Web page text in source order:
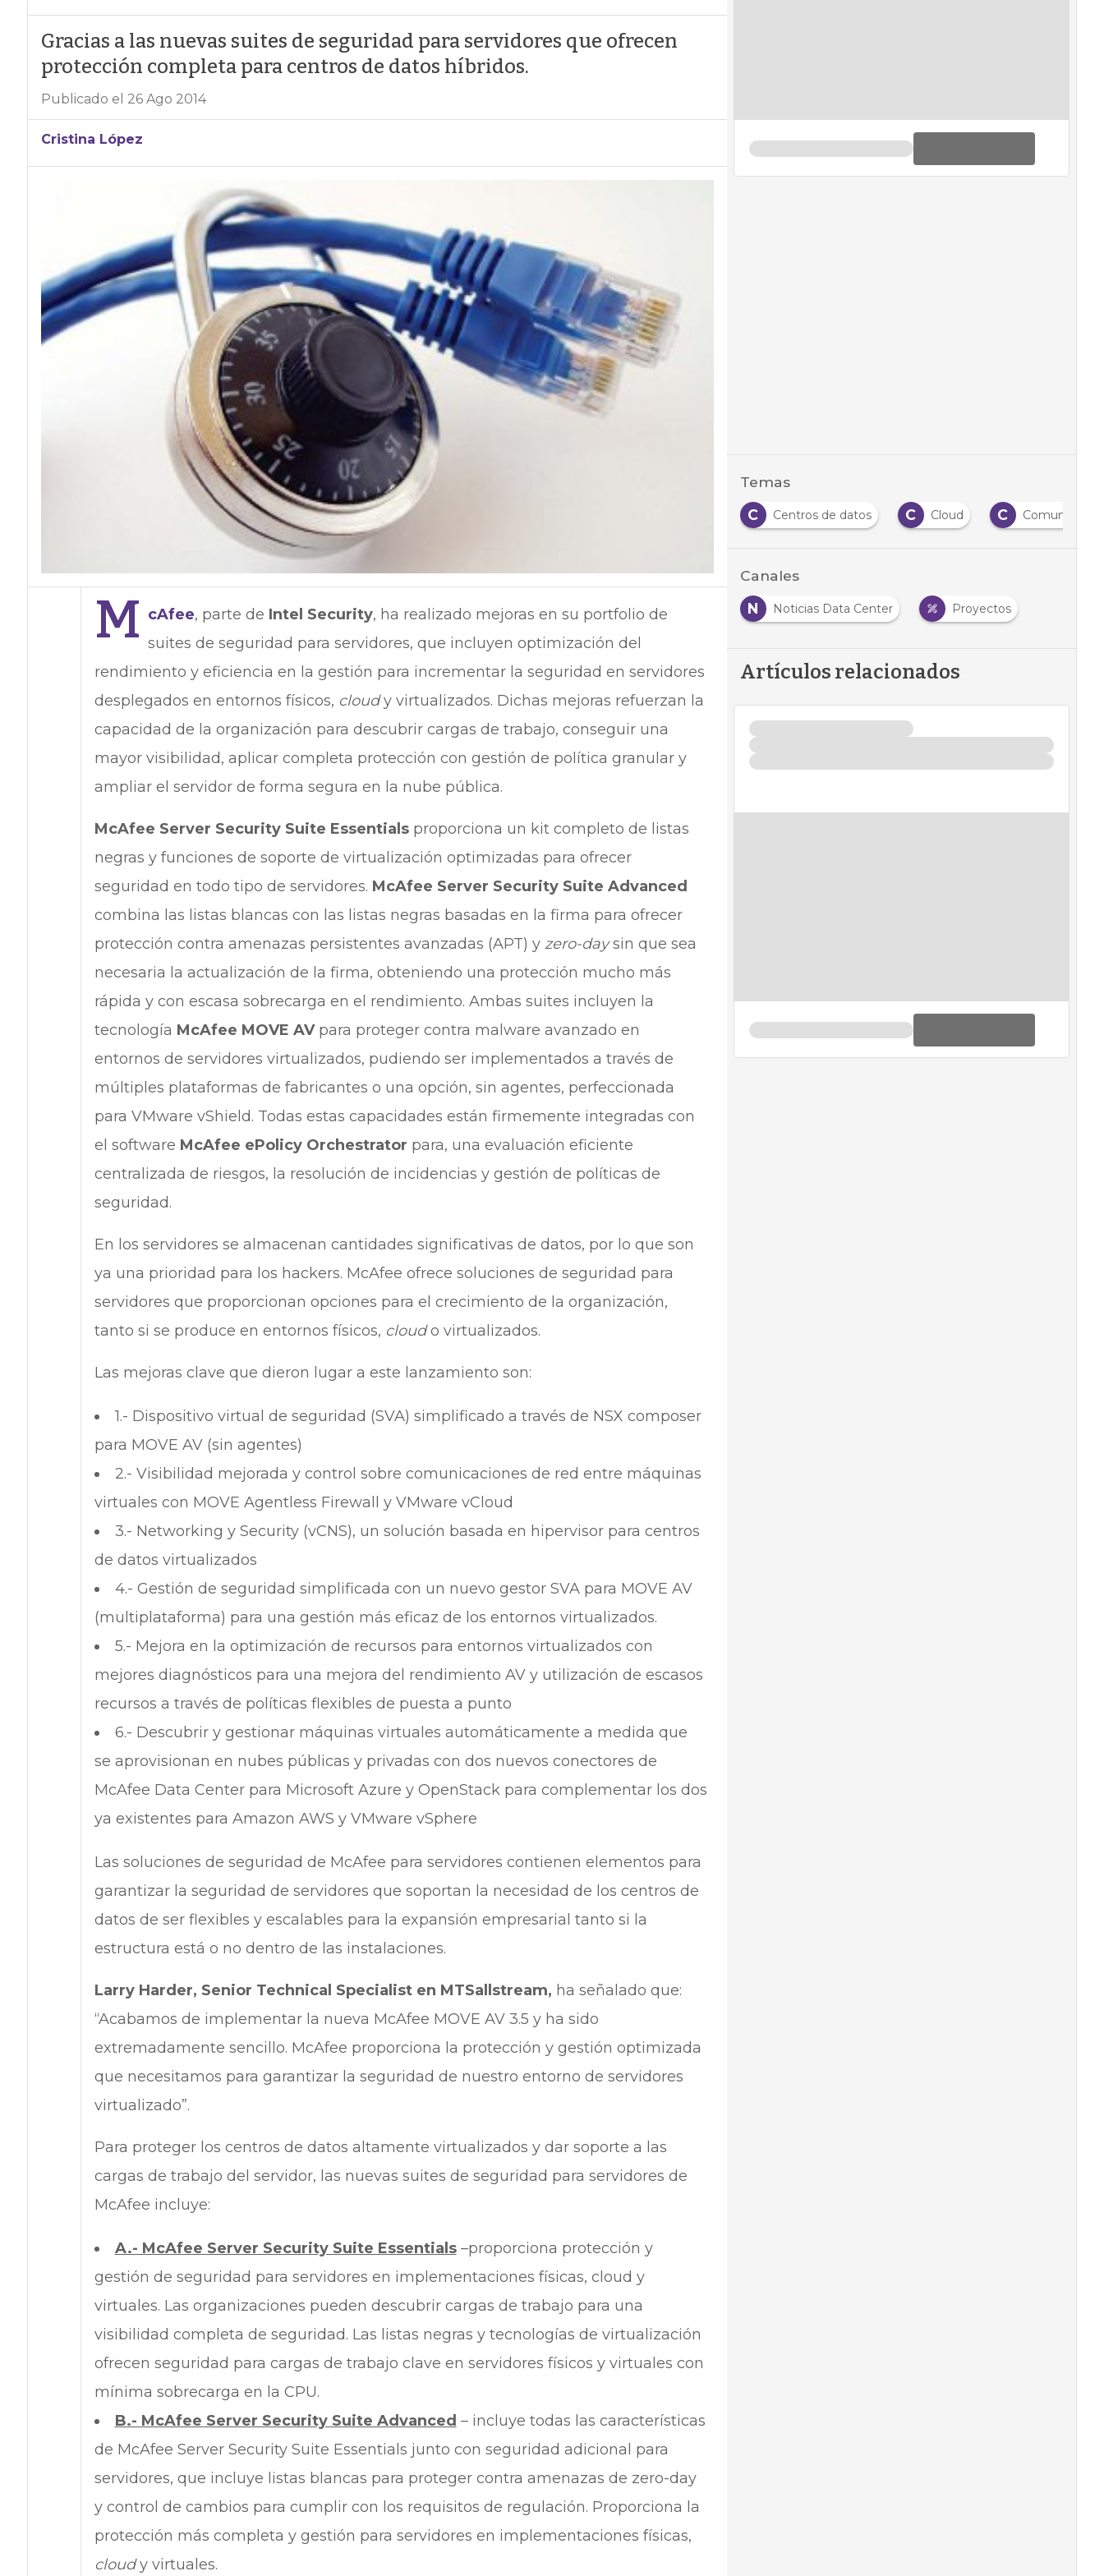
Gracias a las nuevas suites de seguridad para servidores que ofrecen
protección completa para centros de datos híbridos.
Publicado el 26 Ago 2014
Cristina López
M cAfee, parte de Intel Security, ha realizado mejoras en su portfolio de
suites de seguridad para servidores, que incluyen optimización del
rendimiento y eficiencia en la gestión para incrementar la seguridad en servidores
desplegados en entornos físicos, cloudy virtualizados. Dichas mejoras refuerzan la
capacidad de la organización para descubrir cargas de trabajo, conseguir una
mayor visibilidad, aplicar completa protección con gestión de política granular y
ampliar el servidor de forma segura en la nube pública.
McAfee Server Security Suite Essentialsproporciona un kit completo de listas
negras y funciones de soporte de virtualización optimizadas para ofrecer
seguridad en todo tipo de servidores. McAfee Server Security Suite Advanced
combina las listas blancas con las listas negras basadas en la firma para ofrecer
protección contra amenazas persistentes avanzadas (APT) y zero-daysin que sea
necesaria la actualización de la firma, obteniendo una protección mucho más
rápida y con escasa sobrecarga en el rendimiento. Ambas suites incluyen la
tecnología McAfee MOVE AVpara proteger contra malware avanzado en
entornos de servidores virtualizados, pudiendo ser implementados a través de
múltiples plataformas de fabricantes o una opción, sin agentes, perfeccionada
para VMware vShield. Todas estas capacidades están firmemente integradas con
el software McAfee ePolicy Orchestrator para, una evaluación eficiente
centralizada de riesgos, la resolución de incidencias y gestión de políticas de
seguridad.
En los servidores se almacenan cantidades significativas de datos, por lo que son
ya una prioridad para los hackers. McAfee ofrece soluciones de seguridad para
servidores que proporcionan opciones para el crecimiento de la organización,
tanto si se produce en entornos físicos, cloudo virtualizados.
Las mejoras clave que dieron lugar a este lanzamiento son:
1.- Dispositivo virtual de seguridad (SVA) simplificado a través de NSX composer
para MOVE AV (sin agentes)
2.- Visibilidad mejorada y control sobre comunicaciones de red entre máquinas
virtuales con MOVE Agentless Firewall y VMware vCloud
3.- Networking y Security (vCNS), un solución basada en hipervisor para centros
de datos virtualizados
4.- Gestión de seguridad simplificada con un nuevo gestor SVA para MOVE AV
(multiplataforma) para una gestión más eficaz de los entornos virtualizados.
5.- Mejora en la optimización de recursos para entornos virtualizados con
mejores diagnósticos para una mejora del rendimiento AV y utilización de escasos
recursos a través de políticas flexibles de puesta a punto
6.- Descubrir y gestionar máquinas virtuales automáticamente a medida que
se aprovisionan en nubes públicas y privadas con dos nuevos conectores de
McAfee Data Center para Microsoft Azure y OpenStack para complementar los dos
ya existentes para Amazon AWS y VMware vSphere
Las soluciones de seguridad de McAfee para servidores contienen elementos para
garantizar la seguridad de servidores que soportan la necesidad de los centros de
datos de ser flexibles y escalables para la expansión empresarial tanto si la
estructura está o no dentro de las instalaciones.
Larry Harder, Senior Technical Specialist en MTSallstream, ha señalado que:
“Acabamos de implementar la nueva McAfee MOVE AV 3.5 y ha sido
extremadamente sencillo. McAfee proporciona la protección y gestión optimizada
que necesitamos para garantizar la seguridad de nuestro entorno de servidores
virtualizado”.
Para proteger los centros de datos altamente virtualizados y dar soporte a las
cargas de trabajo del servidor, las nuevas suites de seguridad para servidores de
McAfee incluye:
A.- McAfee Server Security Suite Essentials–proporciona protección y
gestión de seguridad para servidores en implementaciones físicas, cloud y
virtuales. Las organizaciones pueden descubrir cargas de trabajo para una
visibilidad completa de seguridad. Las listas negras y tecnologías de virtualización
ofrecen seguridad para cargas de trabajo clave en servidores físicos y virtuales con
mínima sobrecarga en la CPU.
B.- McAfee Server Security Suite Advanced – incluye todas las características
de McAfee Server Security Suite Essentials junto con seguridad adicional para
servidores, que incluye listas blancas para proteger contra amenazas de zero-day
y control de cambios para cumplir con los requisitos de regulación. Proporciona la
protección más completa y gestión para servidores en implementaciones físicas,
cloudy virtuales.
Temas
C Centros de datos C Cloud C
Canales
N
Noticias Data Center Proyectos
Artículos relacionados